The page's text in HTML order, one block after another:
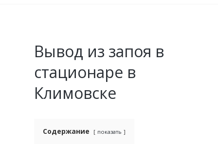
Вывод из запоя в
стационаре в
Климовске
Содержание показать